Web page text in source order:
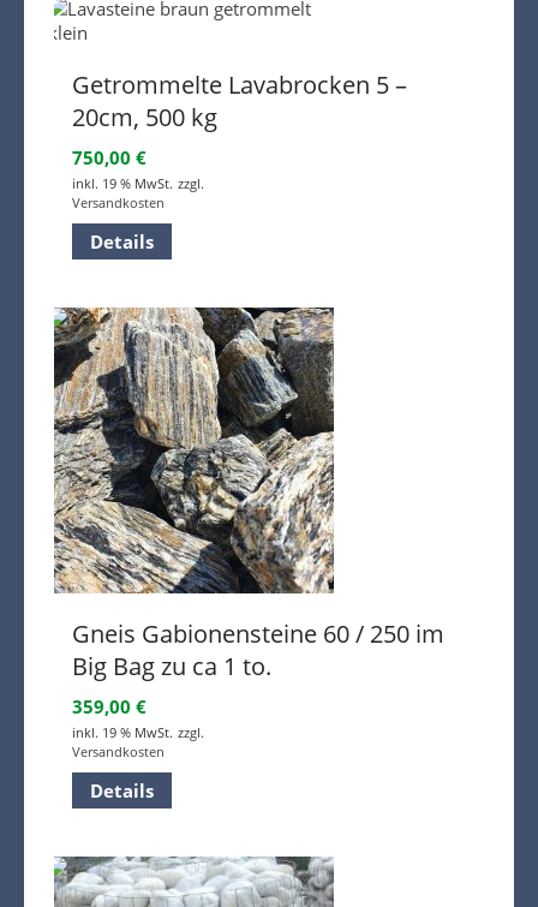
Getrommelte Lavabrocken 5 –
20cm, 500 kg
750,00 €
inkl. 19 % MwSt. zzgl.
Versandkosten
Details
Gneis Gabionensteine 60 / 250 im
Big Bag zu ca 1 to.
359,00 €
inkl. 19 % MwSt. zzgl.
Versandkosten
Details